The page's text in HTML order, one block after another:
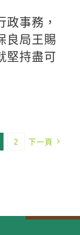
事務，
良局王賜
堅持盡可
2 下一頁